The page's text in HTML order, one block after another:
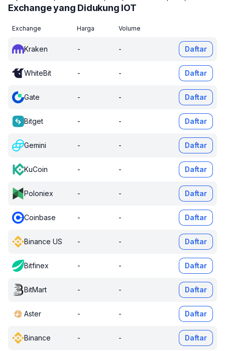
Exchange yang Didukung IOT
Exchange Harga Volume
Kraken - - Daftar
WhiteBit - - Daftar
Gate - - Daftar
Bitget - - Daftar
Gemini - - Daftar
KuCoin - - Daftar
Poloniex - - Daftar
Coinbase - - Daftar
Binance US - - Daftar
Bitfinex - - Daftar
BitMart - - Daftar
Aster - - Daftar
Binance - - Daftar